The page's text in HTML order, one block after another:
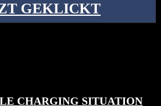
GEKLICKT
CHARGING SITUATION